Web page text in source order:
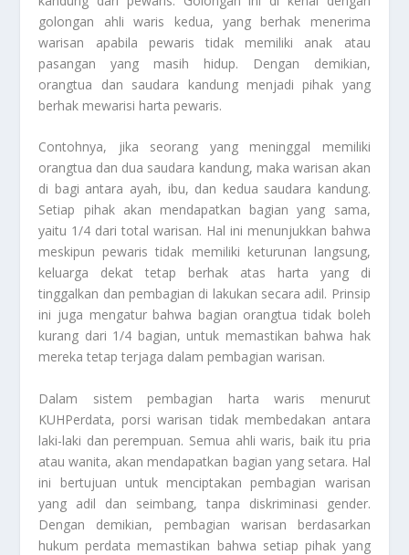
golongan ahli waris kedua, yang berhak menerima
warisan apabila pewaris tidak memiliki anak atau
pasangan yang masih hidup. Dengan demikian,
orangtua dan saudara kandung menjadi pihak yang
berhak mewarisi harta pewaris.
Contohnya, jika seorang yang meninggal memiliki
orangtua dan dua saudara kandung, maka warisan akan
di bagi antara ayah, ibu, dan kedua saudara kandung.
Setiap pihak akan mendapatkan bagian yang sama,
yaitu 1/4 dari total warisan. Hal ini menunjukkan bahwa
meskipun pewaris tidak memiliki keturunan langsung,
keluarga dekat tetap berhak atas harta yang di
tinggalkan dan pembagian di lakukan secara adil. Prinsip
ini juga mengatur bahwa bagian orangtua tidak boleh
kurang dari 1/4 bagian, untuk memastikan bahwa hak
mereka tetap terjaga dalam pembagian warisan.
Dalam sistem pembagian harta waris menurut
KUHPerdata, porsi warisan tidak membedakan antara
laki-laki dan perempuan. Semua ahli waris, baik itu pria
atau wanita, akan mendapatkan bagian yang setara. Hal
ini bertujuan untuk menciptakan pembagian warisan
yang adil dan seimbang, tanpa diskriminasi gender.
Dengan demikian, pembagian warisan berdasarkan
hukum perdata memastikan bahwa setiap pihak yang